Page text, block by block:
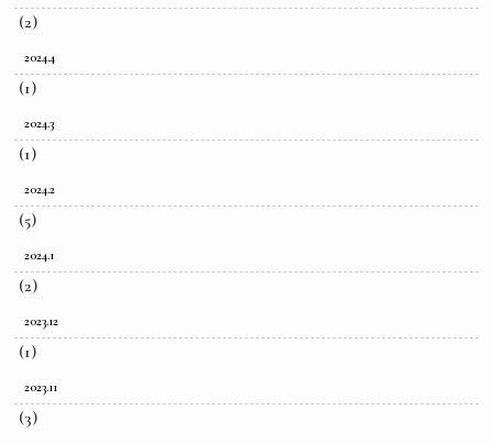
(2)
2024.4
(1)
2024.3
(1)
2024.2
(5)
2024.1
(2)
2023.12
(1)
2023.11
(3)